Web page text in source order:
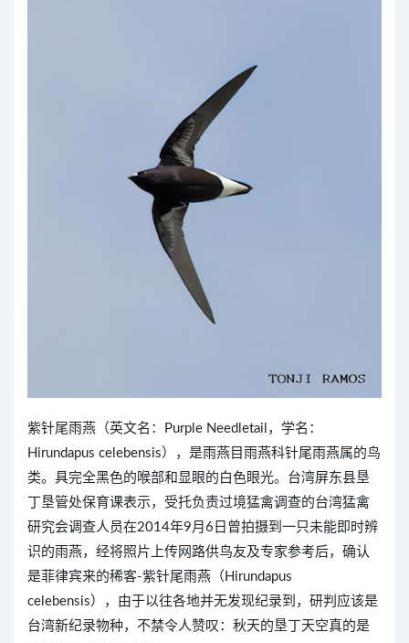
紫针尾雨燕（英文名：Purple Needletail，学名：
Hirundapus celebensis），是雨燕目雨燕科针尾雨燕属的鸟
类。具完全黑色的喉部和显眼的白色眼光。台湾屏东县垦
丁垦管处保育课表示，受托负责过境猛禽调查的台湾猛禽
研究会调查人员在2014年9月6日曾拍摄到一只未能即时辨
识的雨燕，经将照片上传网路供鸟友及专家参考后，确认
是菲律宾来的稀客-紫针尾雨燕（Hirundapus
celebensis），由于以往各地并无发现纪录到，研判应该是
台湾新纪录物种，不禁令人赞叹：秋天的垦丁天空真的是